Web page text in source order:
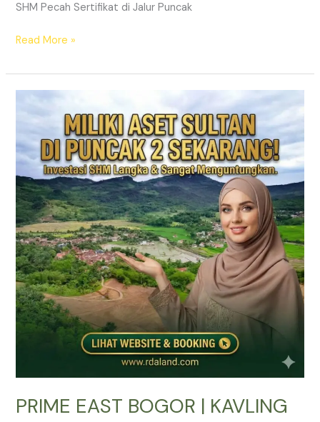
SHM Pecah Sertifikat di Jalur Puncak
Read More »
PRIME EAST BOGOR | KAVLING
EAST
BOGOR
KAVLING
VILLA
JALUR
PUNCAK
2
DEKAT
TOL
CITEUREUP